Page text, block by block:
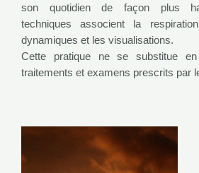
son quotidien de façon plus
techniques associent la
dynamiques et les visualisations.
Cette pratique ne se substitue
traitements et examens prescrits par